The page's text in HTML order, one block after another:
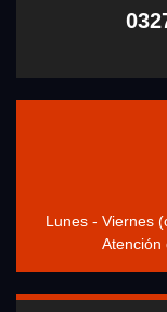
Lunes - Viernes
Atención